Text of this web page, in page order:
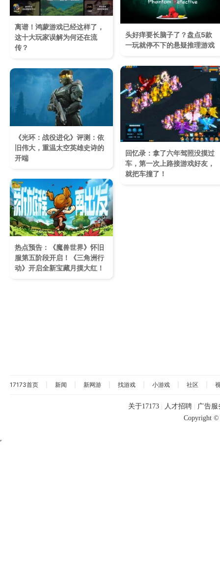
离谱！鸿蒙游戏已经这样了，
这十大玩家误解为何还在流
传？
头好痒要长脑子了？盘点5款
一玩就停不下的悬疑推理游戏
回忆录：拿了六年驾照没摸过
车，第一次上路接游戏好友，
就把车撞了！
《光环：战役进化》评测：依
旧伟大，重温太空英雄史诗的
开端
热点预告：《魔兽世界》怀旧
服第五阶段开启！《三角洲行
动》开启全新宝藏月摸大红！
17173首页 新闻 新网游 找游戏 小游戏 社区
关于17173 人才招聘
广告服
Copyright ©